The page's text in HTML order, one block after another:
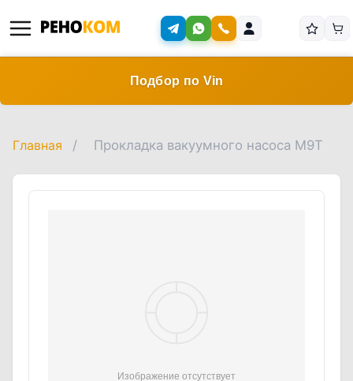
Подбор по Vin
Главная / Прокладка вакуумного насоса M9T